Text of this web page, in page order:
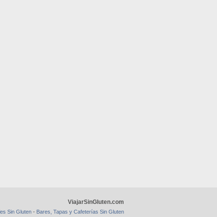
ViajarSinGluten.com
Sin Gluten - Bares, Tapas y Cafeterías Sin Gluten